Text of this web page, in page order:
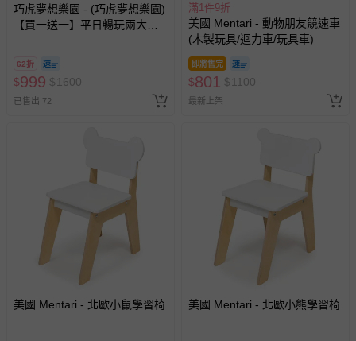
巧虎夢想樂園 - (巧虎夢想樂園)
【買一送一】平日暢玩兩大一
2026/10/16 正券逾期視同現金
券使用
62折
$999 $1600
已售出 72
滿1件9折
美國 Mentari - 動物朋友競速車
(木製玩具/迴力車/玩具車)
即將售完
$801 $1100
最新上架
美國 Mentari - 北歐小鼠學習椅 美國 Mentari - 北歐小熊學習椅